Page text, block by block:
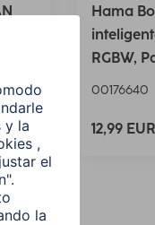
Hama
RGBW,
00176640
12,99 EUR